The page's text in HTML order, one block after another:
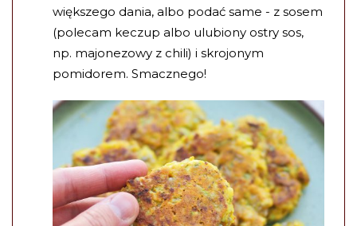
większego dania, albo podać same - z sosem
(polecam keczup albo ulubiony ostry sos,
np. majonezowy z chili) i skrojonym
pomidorem. Smacznego!